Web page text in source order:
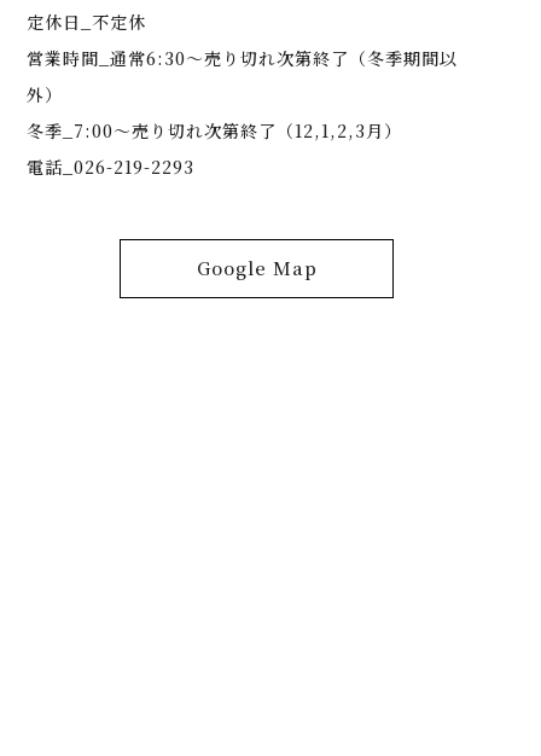
定休日_不定休
営業時間_通常6:30～売り切れ次第終了（冬季期間以
外）
冬季_7:00～売り切れ次第終了（12,1,2,3月）
電話_026-219-2293
Google Map